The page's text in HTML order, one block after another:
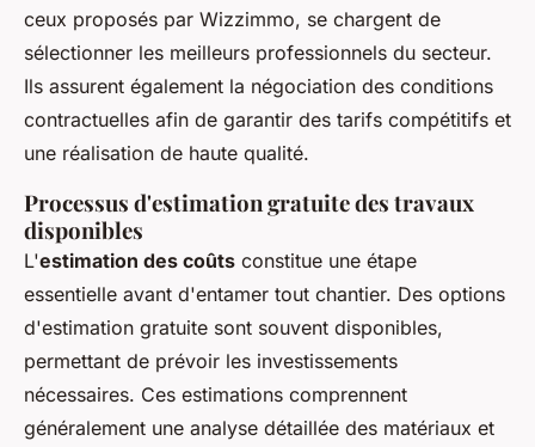
ceux proposés par Wizzimmo, se chargent de
sélectionner les meilleurs professionnels du secteur.
Ils assurent également la négociation des conditions
contractuelles afin de garantir des tarifs compétitifs et
une réalisation de haute qualité.
Processus d'estimation gratuite des travaux
disponibles
L'estimation des coûts constitue une étape
essentielle avant d'entamer tout chantier. Des options
d'estimation gratuite sont souvent disponibles,
permettant de prévoir les investissements
nécessaires. Ces estimations comprennent
généralement une analyse détaillée des matériaux et